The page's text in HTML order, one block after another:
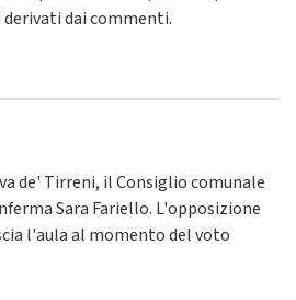
dai commenti.
de' Tirreni, il Consiglio comunale
Sara Fariello. L'opposizione
l'aula al momento del voto